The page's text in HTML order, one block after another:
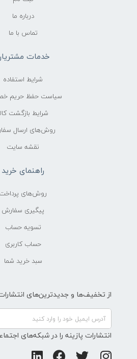
درباره ما
تماس با ما
خدمات
شرایط استفاده
سیاست حفظ حریم
شرایط بازگشت
روش‌های ارسال
نقشه سایت
راهنمای خرید
روش‌های پرداخت
پیگیری سفارش
تسویه حساب
حساب کاربری
سبد خرید شما
از تخفیف‌ها و جدیدترین‌های
انتشارات پازینه را در شبکه‌های